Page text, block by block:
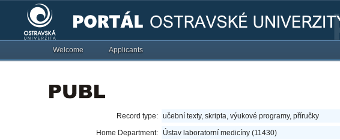
Welcome Applicants
Record type: učební texty, skripta, výukové programy, příručky
Home Department:
Ústav laboratorní medicíny (11430)